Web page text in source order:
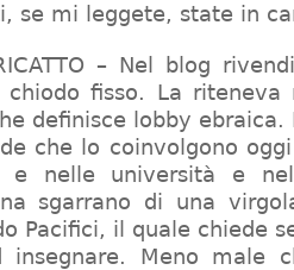
se mi leggete, state in
– Nel blog
chiodo fisso. La
definisce lobby ebraica.
che lo coinvolgono
e nelle università e
sgarrano di una
Pacifici, il quale chiede
insegnare. Meno male